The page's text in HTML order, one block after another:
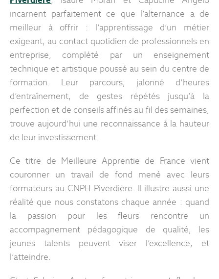
incarnent parfaitement ce que l’alternance a de
meilleur à offrir : l’apprentissage d’un métier
exigeant, au contact quotidien de professionnels en
entreprise, complété par un enseignement
technique et artistique poussé au sein du centre de
formation. Leur parcours, jalonné d’heures
d’entraînement, de gestes répétés jusqu’à la
perfection et de conseils affinés au fil des semaines,
trouve aujourd’hui une reconnaissance à la hauteur
de leur investissement.
Ce titre de Meilleure Apprentie de France vient
couronner un travail de fond mené avec leurs
formateurs au CNPH-Piverdière. Il illustre aussi une
réalité que nous constatons chaque année : quand
la passion pour les fleurs rencontre un
accompagnement pédagogique de qualité, les
jeunes talents peuvent viser l’excellence, et
l’atteindre.